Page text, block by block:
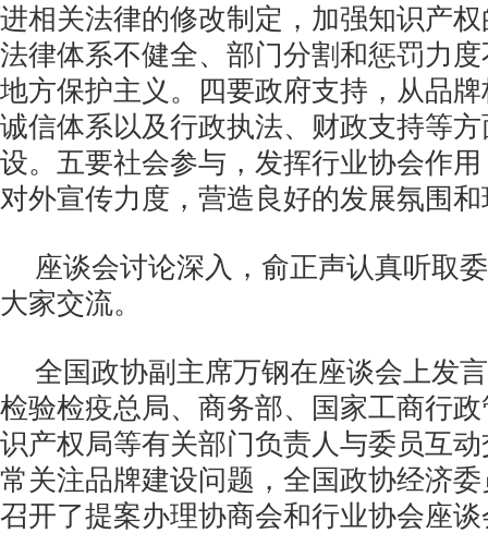
进相关法律的修改制定，加强知识产
法律体系不健全、部门分割和惩罚力
地方保护主义。四要政府支持，从品
诚信体系以及行政执法、财政支持等
设。五要社会参与，发挥行业协会作
对外宣传力度，营造良好的发展氛围
座谈会讨论深入，俞正声认真听取
大家交流。
全国政协副主席万钢在座谈会上发
检验检疫总局、商务部、国家工商行
识产权局等有关部门负责人与委员互
常关注品牌建设问题，全国政协经济
召开了提案办理协商会和行业协会座